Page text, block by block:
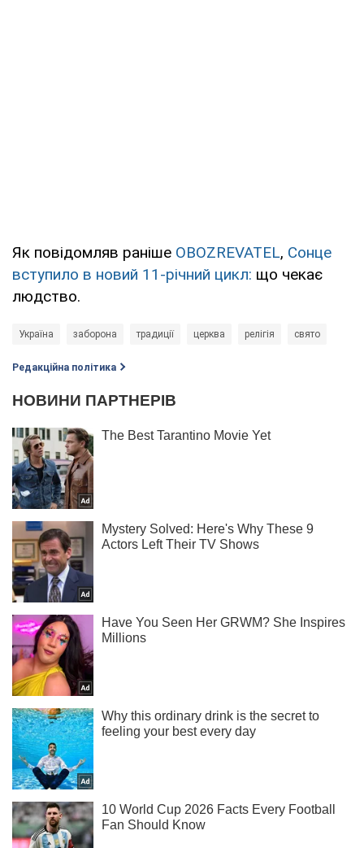
Як повідомляв раніше OBOZREVATEL, Сонце
вступило в новий 11-річний цикл: що чекає
людство.
Україна заборона традиції церква релігія свято
Редакційна політика